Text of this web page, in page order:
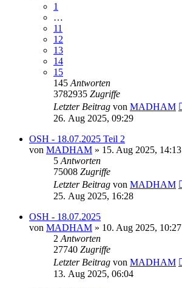
1
…
11
12
13
14
15
145 Antworten
3782935 Zugriffe
Letzter Beitrag von MADHAM
26. Aug 2025, 09:29
OSH - 18.07.2025 Teil 2
von MADHAM » 15. Aug 2025, 14:13
5 Antworten
75008 Zugriffe
Letzter Beitrag von MADHAM
25. Aug 2025, 16:28
OSH - 18.07.2025
von MADHAM » 10. Aug 2025, 10:27
2 Antworten
27740 Zugriffe
Letzter Beitrag von MADHAM
13. Aug 2025, 06:04